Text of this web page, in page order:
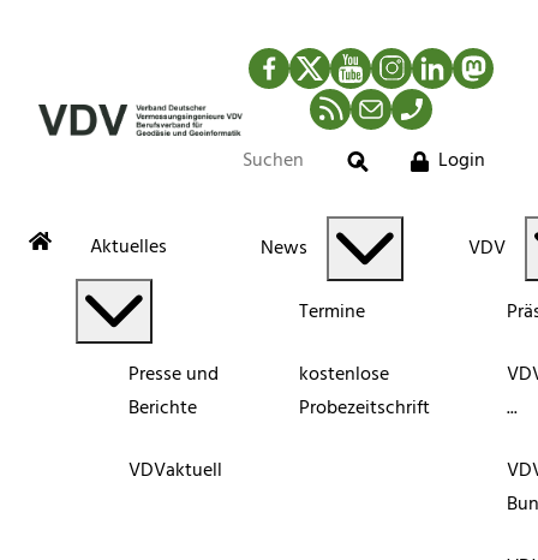
Facebook
TwitterYouTubeInstagram
LinkedIn
RSS-Newsfeed
MailTelefon
Suche
Login
Aktuelles
Presse und
Berichte
VDVaktuell
News
Termine
kostenlose
Probezeitschrift
VDV
...